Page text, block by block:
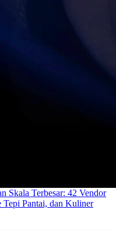
Skala Terbesar: 42 Vendor
Tepi Pantai, dan Kuliner